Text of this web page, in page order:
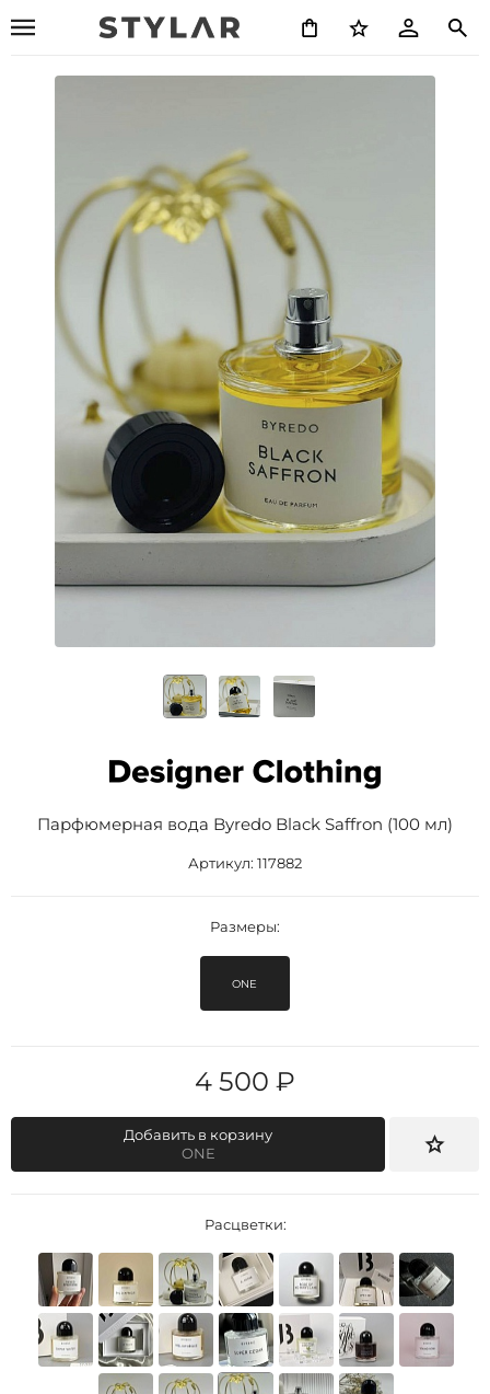
Парфюмерная вода Byredo Black Saffron (100 мл)
Артикул: 117882
Размеры:
ONE
4 500 ₽
Добавить в корзину
ONE
Расцветки: